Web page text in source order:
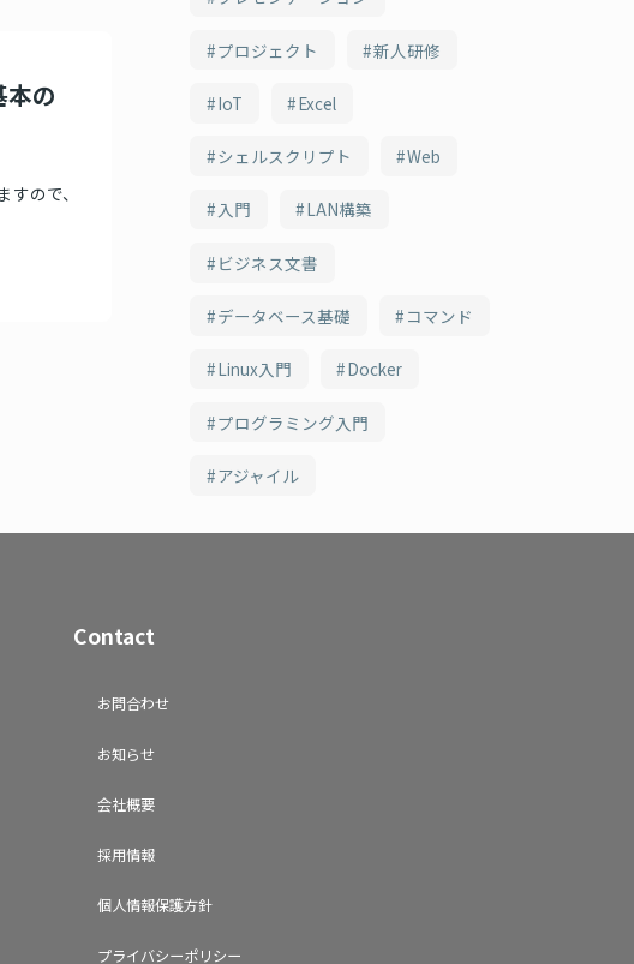
の
ので、
プロジェクト 新人研修
IoT Excel
シェルスクリプト Web
入門 LAN構築
ビジネス文書
データベース基礎 コマンド
Linux入門 Docker
プログラミング入門
アジャイル
Contact
お問合わせ
お知らせ
会社概要
採用情報
個人情報保護方針
プライバシーポリシー